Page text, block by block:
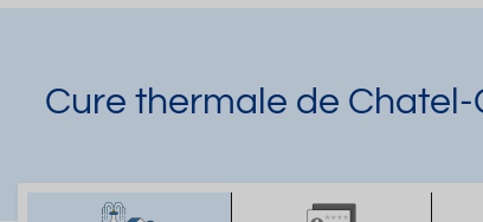
Cure thermale de Chatel-